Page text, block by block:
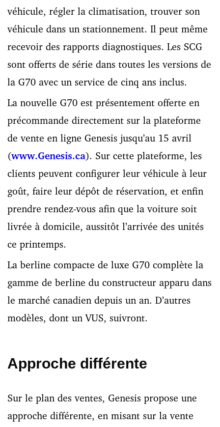
véhicule, régler la climatisation, trouver son
véhicule dans un stationnement. Il peut même
recevoir des rapports diagnostiques. Les SCG
sont offerts de série dans toutes les versions de
la G70 avec un service de cinq ans inclus.
La nouvelle G70 est présentement offerte en
précommande directement sur la plateforme
de vente en ligne Genesis jusqu’au 15 avril
(www.Genesis.ca). Sur cette plateforme, les
clients peuvent configurer leur véhicule à leur
goût, faire leur dépôt de réservation, et enfin
prendre rendez-vous afin que la voiture soit
livrée à domicile, aussitôt l’arrivée des unités
ce printemps.
La berline compacte de luxe G70 complète la
gamme de berline du constructeur apparu dans
le marché canadien depuis un an. D’autres
modèles, dont un VUS, suivront.
Approche différente
Sur le plan des ventes, Genesis propose une
approche différente, en misant sur la vente